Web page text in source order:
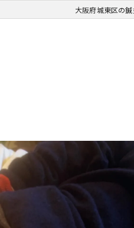
大阪府城東区の